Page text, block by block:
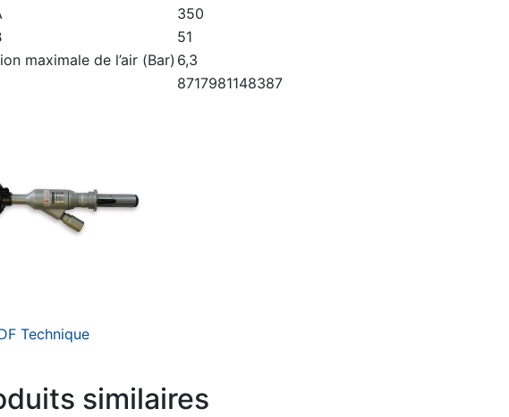
350
51
maximale de l’air (Bar) 6,3
8717981148387
Technique
similaires